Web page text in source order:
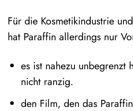
Für die Kosmetikindustrie
hat Paraffin allerdings nur
es ist nahezu unbegrenzt
nicht ranzig.
den Film, den das